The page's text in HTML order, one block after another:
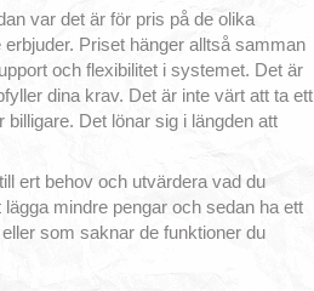
var det är för pris på de olika
Priset hänger alltså samman
och flexibilitet i systemet. Det är
dina krav. Det är inte värt att ta ett
Det lönar sig i längden att
ert behov och utvärdera vad du
mindre pengar och sedan ha ett
som saknar de funktioner du